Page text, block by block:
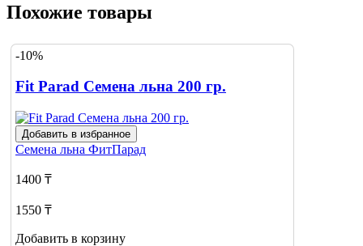
Похожие товары
-10%
Fit Parad Семена льна 200 гр.
Добавить в избранное
Семена льна ФитПарад
1400 ₸
1550 ₸
Добавить в корзину